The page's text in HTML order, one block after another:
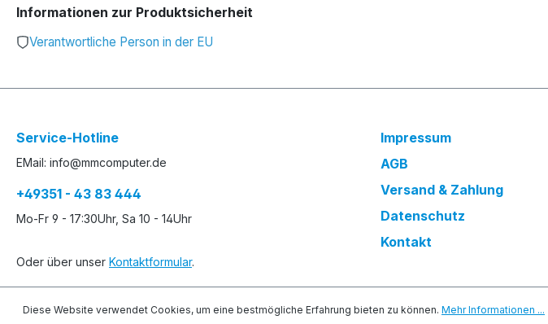
Informationen zur Produktsicherheit
Verantwortliche Person in der EU
Service-Hotline
EMail: info@mmcomputer.de
+49351 - 43 83 444
Mo-Fr 9 - 17:30Uhr, Sa 10 - 14Uhr
Oder über unser Kontaktformular.
Impressum
AGB
Versand & Zahlung
Datenschutz
Kontakt
Diese Website verwendet Cookies, um eine bestmögliche Erfahrung bieten zu können. Mehr Informationen ...